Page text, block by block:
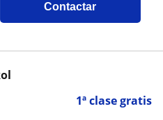
Contactar
1ª clase gratis